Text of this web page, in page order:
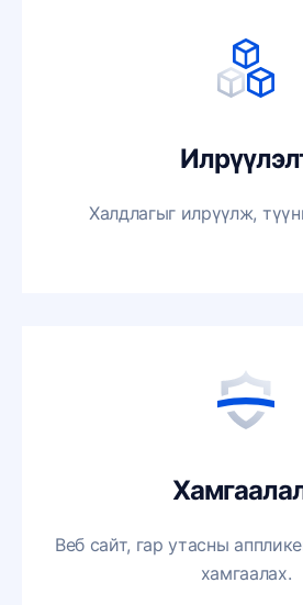
Халдлагыг илрүүлж,
Веб сайт, гар утасны
хамгаалах.